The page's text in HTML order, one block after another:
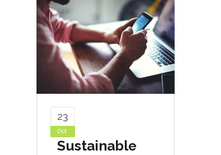
23
Oct
Sustainable